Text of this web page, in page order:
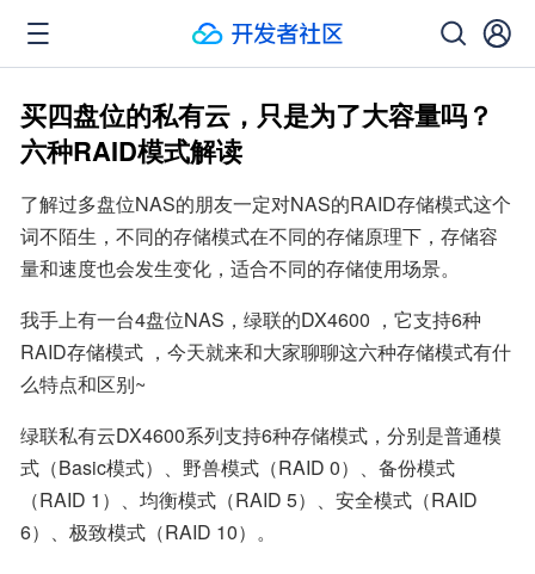
买四盘位的私有云，只是为了大容量吗？
六种RAID模式解读
了解过多盘位NAS的朋友一定对NAS的RAID存储模式这个
词不陌生，不同的存储模式在不同的存储原理下，存储容
量和速度也会发生变化，适合不同的存储使用场景。
我手上有一台4盘位NAS，绿联的DX4600 ，它支持6种
RAID存储模式 ，今天就来和大家聊聊这六种存储模式有什
么特点和区别~
绿联私有云DX4600系列支持6种存储模式，分别是普通模
式（Basic模式）、野兽模式（RAID 0）、备份模式
（RAID 1）、均衡模式（RAID 5）、安全模式（RAID
6）、极致模式（RAID 10）。